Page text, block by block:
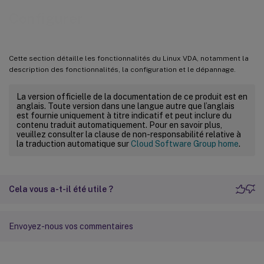
Cette section détaille les fonctionnalités du Linux VDA, notamment la
description des fonctionnalités, la configuration et le dépannage.
La version officielle de la documentation de ce produit est en
anglais. Toute version dans une langue autre que l’anglais
est fournie uniquement à titre indicatif et peut inclure du
contenu traduit automatiquement. Pour en savoir plus,
veuillez consulter la clause de non-responsabilité relative à
la traduction automatique surCloud Software Group home.
Cela vous a-t-il été utile ?
Envoyez-nous vos commentaires